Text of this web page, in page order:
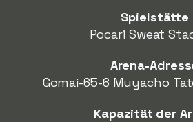
Spielstätte
Pocari Sweat
Arena-
Gomai-65-6 Muyacho
Kapazität der